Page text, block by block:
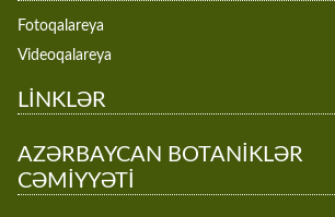
Fotoqalareya
Videoqalareya
LİNKLƏR
AZƏRBAYCAN BOTANİKLƏR
CƏMİYYƏTİ